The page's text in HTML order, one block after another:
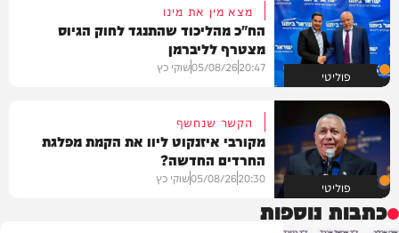
פוליטי
מצא מין את מינו
הח"כ מהליכוד שהתנגד לחוק הגיוס
מצטרף לליברמן
20:47
05/08/26שוקי כץ
פוליטי
הקשר שנחשף
מקורבי איזנקוט ליוו את הקמת מפלגת
החרדים החדשה?
20:30
05/08/26שוקי כץ
כתבות נוספות